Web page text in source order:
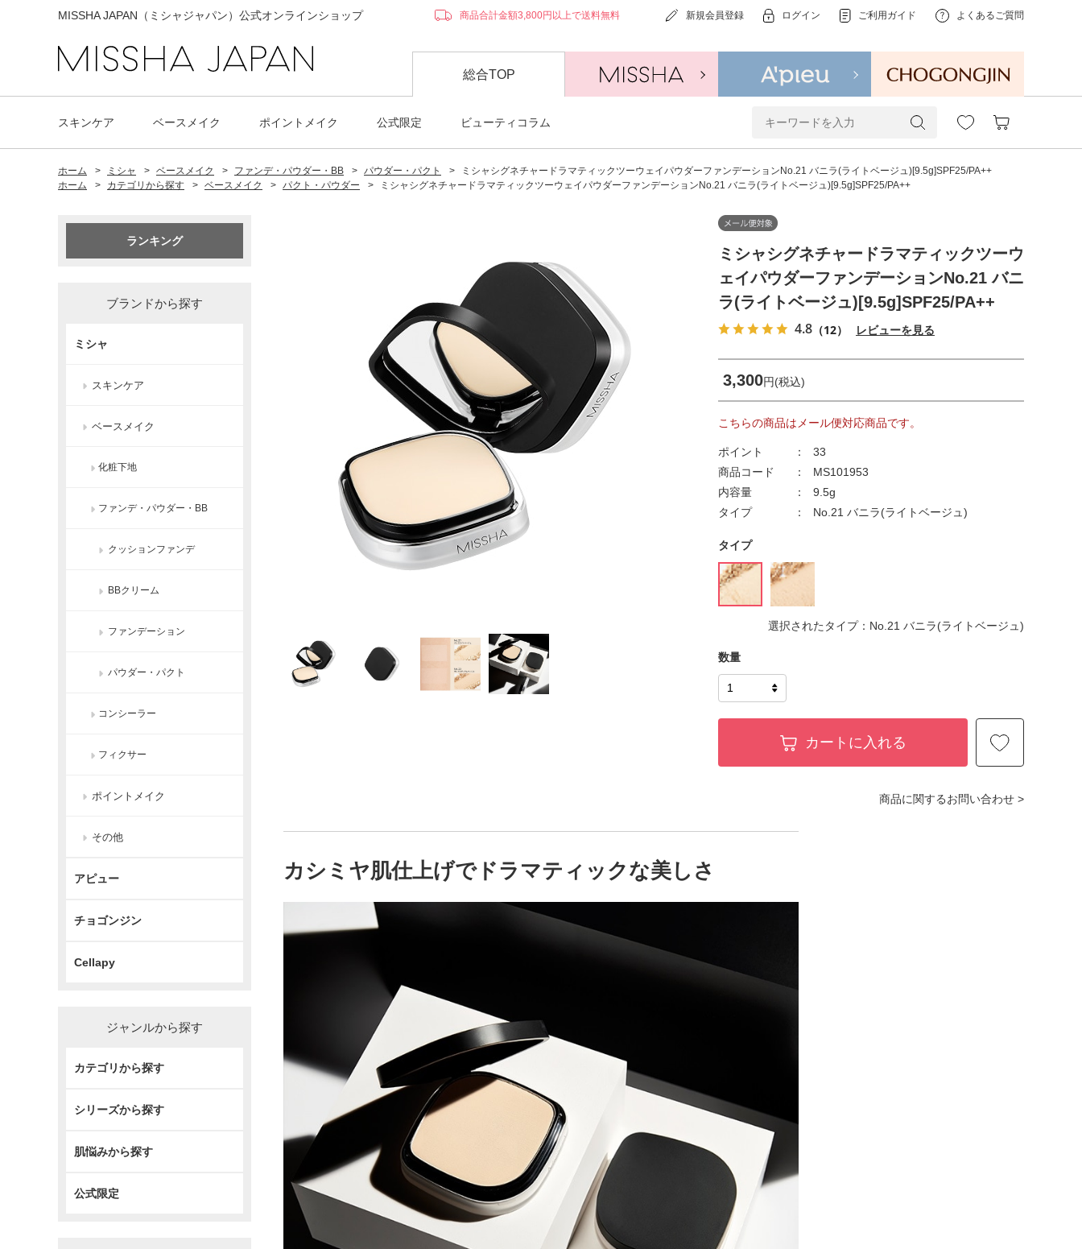
MISSHA JAPAN（ミシャジャパン）公式オンラインショップ 商品合計金額3,800円以上で送料無料 新規会員登録 ログイン ご利用ガイド よくあるご質問
総合TOP
スキンケア ベースメイク ポイントメイク 公式限定 ビューティコラム
ホーム > ミシャ > ベースメイク > ファンデ・パウダー・BB > パウダー・パクト >
ミシャシグネチャードラマティックツーウェイパウダーファンデーションNo.21 バニラ(ライトベージュ)[9.5g]SPF25/PA++
ホーム
> カテゴリから探す > ベースメイク > パクト・パウダー > ミシャシグネチャードラマティックツーウェイパウダーファンデーションNo.21 バニラ(ライトベージュ)[9.5g]SPF25/PA++
ランキング
ブランドから探す
ミシャ
スキンケア
ベースメイク
化粧下地
ファンデ・パウダー・BB
クッションファンデ
BBクリーム
ファンデーション
パウダー・パクト
コンシーラー
フィクサー
ポイントメイク
その他
アピュー
チョゴンジン
Cellapy
ジャンルから探す
カテゴリから探す
シリーズから探す
肌悩みから探す
公式限定
ミシャシグネチャードラマティックツーウ
ェイパウダーファンデーションNo.21 バニ
ラ(ライトベージュ)[9.5g]SPF25/PA++
4.8 （12） レビューを見る
3,300円(税込)
こちらの商品はメール便対応商品です。
ポイント
33
商品コード
MS101953
内容量
9.5g
タイプ
No.21 バニラ(ライトベージュ)
タイプ
選択されたタイプ：No.21 バニラ(ライトベージュ)
数量
カートに入れる
商品に関するお問い合わせ >
カシミヤ肌仕上げでドラマティックな美しさ